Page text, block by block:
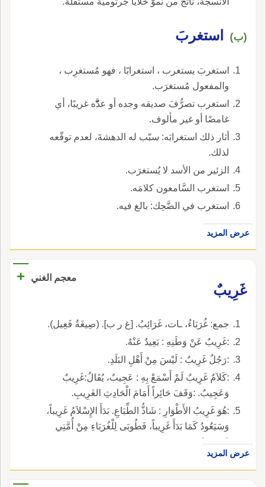
(ب) استغربَ
استغربَ يستغرب ، استغرابًا ، فهو مُستغرِب ،
والمفعول مُستغرَب.
استغرب تصرُّفَ صديقه وجده أو عدَّّّه غريبًا، أي
غامضًا أو غير مألوف.
أثار ذلك استغرابَه: سبّب له الدهشةَ، لعدم توقّعه
لذلك.
الزئير من الأسد لا يُستغرَب.
استغرب السَّامعون كلامَه.
استغرب في الضَّحِك: بالغ فيه.
عرض المزيد
معجم الغني
+
غَرِيبٌ
جمع: غُرَبَاءُ، ـات، غَرَائِبُ. [غ ر ب]. (صِيغَةُ فَعِيل).
:غَرِيبٌ عَنْ وَطَنِهِ : بَعِيدٌ عَنْهُ.
:رَجُلٌ غَرِيبٌ : لَيْسَ مِنْ أَهْلِ البَلَدِ.
:كَلاَمٌ غَرِيبٌ لَمْ أَسْمَعْ بِهِ : عَجِيبٌ، يُقَالُ:غَرِيبٌ
وَعَجِيبٌ. :وَقَفَ حَائِراً أَمَامَ الْحَادِثِ الغَرِيبِ.
:هُوَ غَرِيبُ الأَطْوَارِ : شَاذُّ الطِّبَاعِ. بَدَأَ الإِسْلاَمُ غَرِيباً،
وَسَيَعُودُ كَمَا بَدَأَ غَرِيباً، فَطُوبَى لِلْغُرَبَاءِ مِنْ أُمَّتِي
(حديث).
عرض المزيد